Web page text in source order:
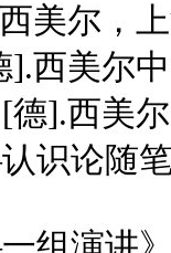
美尔，
].西美尔
德].西美
识论随